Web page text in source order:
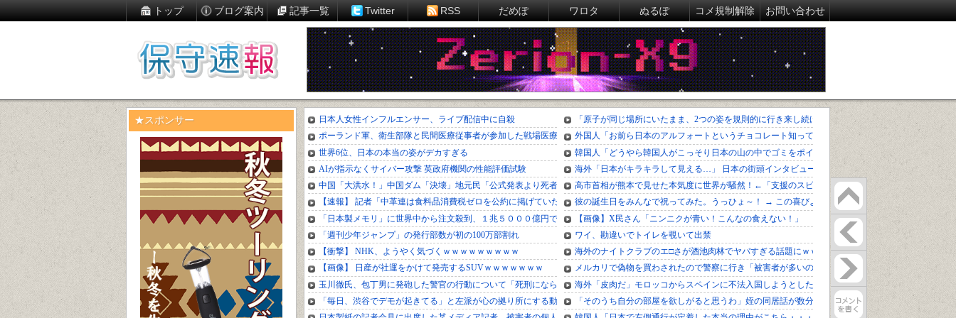
トップ ブログ案内 記事一覧 Twitter RSS だめぽ ワロタ ぬるぽ コメ規制解除 お問い合わせ
★スポンサー